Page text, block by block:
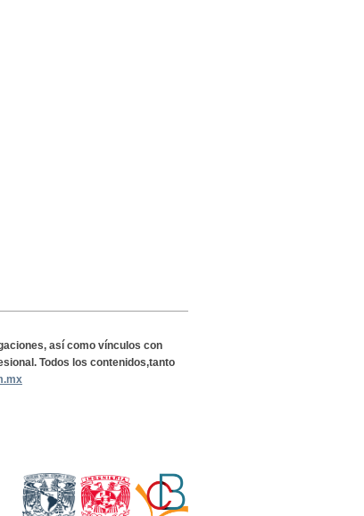
así como vínculos con
Todos los contenidos,tanto